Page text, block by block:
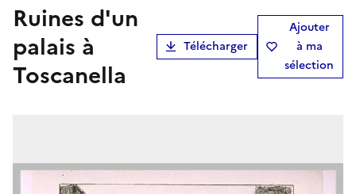
Ruines d'un
palais à
Toscanella
Télécharger
Ajouter
à ma
sélection